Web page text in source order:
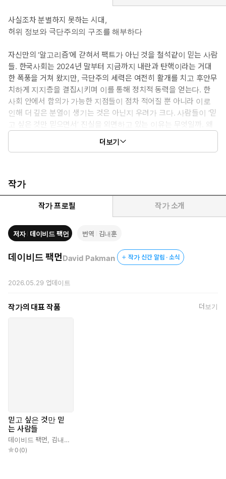
사실조차 분별하지 못하는 시대,
허위 정보와 극단주의의 구조를 해부하다
자신만의 ‘알고리즘’에 갇혀서 팩트가 아닌 것을 철석같이 믿는 사람
들. 한국사회는 2024년 말부터 지금까지 내란과 탄핵이라는 거대
한 폭풍을 거쳐 왔지만, 극단주의 세력은 여전히 활개를 치고 후안무
치하게 지지층을 결집시키며 이를 통해 정치적 동력을 얻는다. 한
사회 안에서 합의가 가능한 지점들이 점차 적어질 뿐 아니라 이로
인해 더 깊은 분열이 생기는 것은 아닌지 우려가 크다. 사람들이 ‘믿
고 싶은 것만 믿으면서’ 진실을 외면하고 있는 이유는 무엇일까. 왜
점점 더 팩트와 가짜뉴스를 분별하지 못하거나 그럴 이유를 느끼지
못하고, 허위로 가득 찬 자기만의 필터 버블에 갇히고 마는 것일까.
Echo Machine)에서 지금의 사회는 에코 체임버 현상을 넘어서서
‘에코 머신’이라고 불릴 법한 확증 편향을 일으키는 기계가 되어버렸
음을 설파한다. 국가 내 사법 시스템, 의회와 선거제도의 문제점, 언
론과 뉴미디어의 문제 등을 통합적으로 살피며, 에코 체임버에서 벗
어나 리터러시를 키우고 민주 시민으로 거듭나야 할 이유와 방법들
을 안내한다. “결코 남의 이야기 같지 않다”(정준희 추천사)는 말처
럼, 한국 사회에도 날카로운 경고와 대안이 될 영감을 동시에 안겨
주는 책이다.
“복지는 낭비다!” “기후위기는 거짓말이다!”
명백한 팩트를 눈앞에 보여줘도 절대 믿지 않는 사람들, 대체 왜 이
미디어 알고리즘이 어떻게 대중의 인지적 취약성을 파고들어 ‘믿고
싶은 것만 믿는’ 세상을 완성했는지 그 메커니즘을 낱낱이 해부한다.
저자는 미국 사회가 ‘탈진실’(Post-Truth) 속에 안주하게 되어버
린 원인을 다각도로 짚는다. 대의제를 심각하게 왜곡하는 입법 제
더보기
작가
작가 프로필 작가 소개
저자 데이비드 팩먼 번역 김내훈
데이비드 팩먼David Pakman 작가 신간 알림 · 소식
2026.05.29 업데이트
작가의 대표 작품 더보기
믿고 싶은 것만 믿
는 사람들
데이비드 팩먼, 김내훈
0 (0)